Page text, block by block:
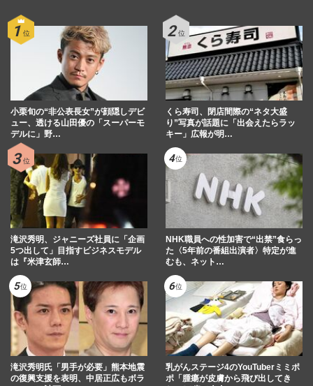
小栗旬の“非公表長女”が顔隠しデビ
ュー、透ける山田優の「スーパーモ
デルに」野…
くら寿司、閉店間際の“ネタ大盛
り”写真が話題に「出会えたらラッ
キー」広報が明…
滝沢秀明、ジャニーズ社員に「企画
5つ出して」目指すビジネスモデル
は『米津玄師…
NHK職員への性加害で“出禁”食らっ
た〈5年前の番組出演者〉特定が進
むも、ネット…
滝沢秀明氏「男手が必要」熊本地震
の復興支援を表明、中居正広もボラ
乳がんステージ4のYouTuberミミポ
ポ「腫瘍が皮膚から飛び出してき